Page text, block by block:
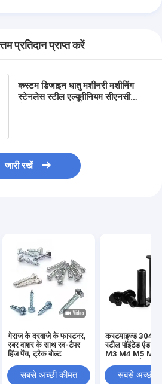
प्रतिदान प्राप्त करें
कस्टम डिजाइन धातु मशीनरी मशीनिंग
स्टेनलेस स्टील एल्यूमीनियम सीएनसी
जारी रखें
गेराज के दरवाजे के फास्टनर,
रबर वाशर के साथ स्व-टैपर
हिंज पेंच, ट्रैक बोल्ट
सबसे अच्छी कीमत
कस्टमाइज्ड 304
स्टील पॉइंटेड एंड
M3 M4 M5 M6
स्क्रू हेडलेस हेक्स
स्क्रू
सबसे अच्छी